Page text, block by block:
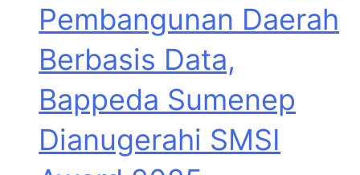
Pembangunan Daerah
Berbasis Data,
Bappeda Sumenep
Dianugerahi SMSI